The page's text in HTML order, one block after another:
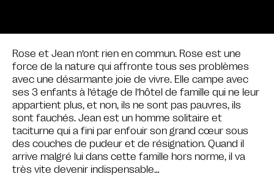
Rose et Jean n’ont rien en commun. Rose est une
force de la nature qui affronte tous ses problèmes
avec une désarmante joie de vivre. Elle campe avec
ses 3 enfants à l’étage de l’hôtel de famille qui ne leur
appartient plus, et non, ils ne sont pas pauvres, ils
sont fauchés. Jean est un homme solitaire et
taciturne qui a fini par enfouir son grand cœur sous
des couches de pudeur et de résignation. Quand il
arrive malgré lui dans cette famille hors norme, il va
très vite devenir indispensable…